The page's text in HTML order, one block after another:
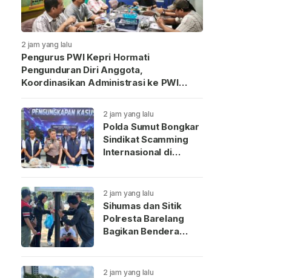
2 jam yang lalu
Pengurus PWI Kepri Hormati
Pengunduran Diri Anggota,
Koordinasikan Administrasi ke PWI
2 jam yang lalu
Polda Sumut Bongkar
Sindikat Scamming
Internasional di
Miliar
2 jam yang lalu
Sihumas dan Sitik
Polresta Barelang
Bagikan Bendera
2 jam yang lalu